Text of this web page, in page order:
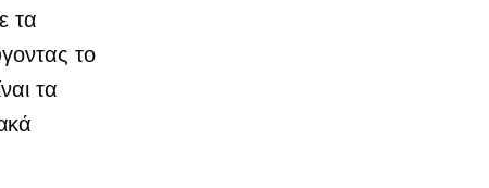
τα
το
τα